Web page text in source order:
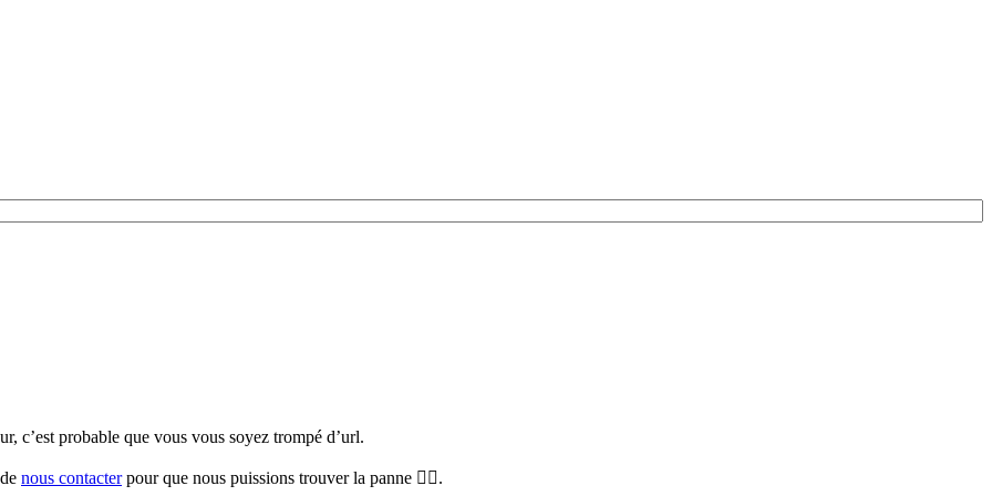
c’est probable que vous vous soyez trompé d’url.
nous contacterpour que nous puissions trouver la panne 🕵️‍♀️.